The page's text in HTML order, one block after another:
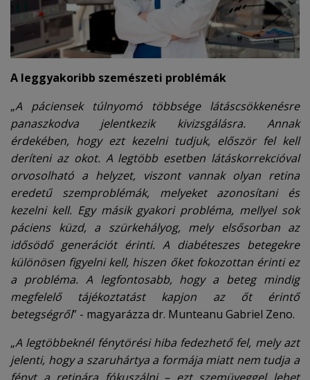
A leggyakoribb szemészeti problémák
„A páciensek túlnyomó többsége látáscsökkenésre
panaszkodva jelentkezik kivizsgálásra. Annak
érdekében, hogy ezt kezelni tudjuk, először fel kell
deríteni az okot. A legtöbb esetben látáskorrekcióval
orvosolható a helyzet, viszont vannak olyan retina
eredetű szemproblémák, melyeket azonosítani és
kezelni kell. Egy másik gyakori probléma, mellyel sok
páciens küzd, a szürkehályog, mely elsősorban az
idősödő generációt érinti. A diabéteszes betegekre
különösen figyelni kell, hiszen őket fokozottan érinti ez
a probléma. A legfontosabb, hogy a beteg mindig
megfelelő tájékoztatást kapjon az őt érintő
betegségről” - magyarázza dr. Munteanu Gabriel Zeno.
„A legtöbbeknél fénytörési hiba fedezhető fel, mely azt
jelenti, hogy a szaruhártya a formája miatt nem tudja a